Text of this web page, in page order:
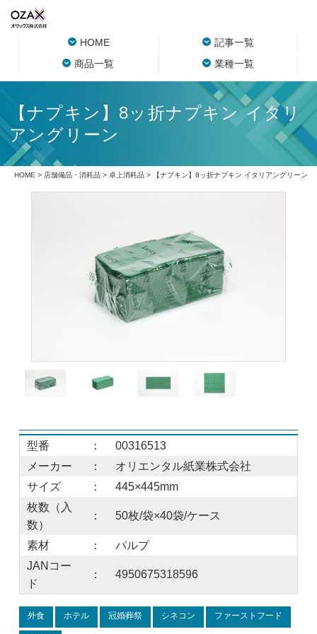
HOME
記事一覧
商品一覧
業種一覧
【ナプキン】8ッ折ナプキン イタリ
アングリーン
HOME > 店舗備品・消耗品> 卓上消耗品> 【ナプキン】8ッ折ナプキン イタリアングリーン
型番 ：
00316513
メーカー
：
オリエンタル紙業株式会社
サイズ
：
445×445mm
枚数（入
数）
： 50枚/袋×40袋/ケース
素材 ：
パルプ
JANコー
ド
： 4950675318596
外食 ホテル 冠婚葬祭 シネコン ファーストフード